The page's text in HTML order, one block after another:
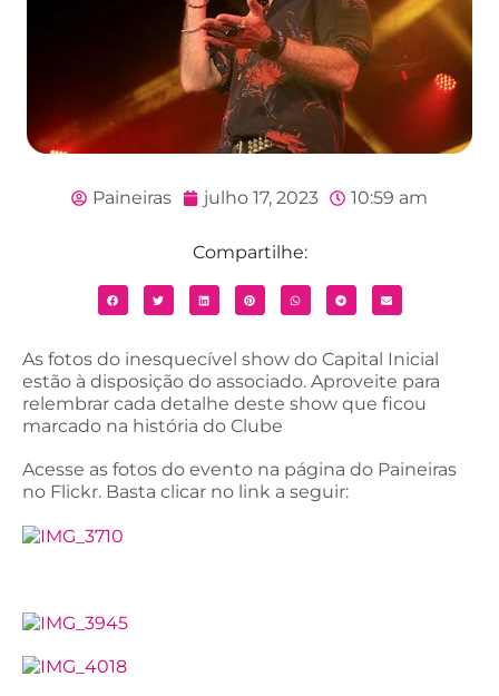
Paineiras julho 17, 2023 10:59 am
Compartilhe:
As fotos do inesquecível show do Capital Inicial
estão à disposição do associado. Aproveite para
relembrar cada detalhe deste show que ficou
marcado na história do Clube
Acesse as fotos do evento na página do Paineiras
no Flickr. Basta clicar no link a seguir: